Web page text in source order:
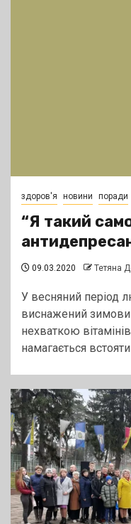
здоров'я новини поради
“Я такий
09.03.2020 Тетяна
У весняний період
виснажений
нехваткою
намагається